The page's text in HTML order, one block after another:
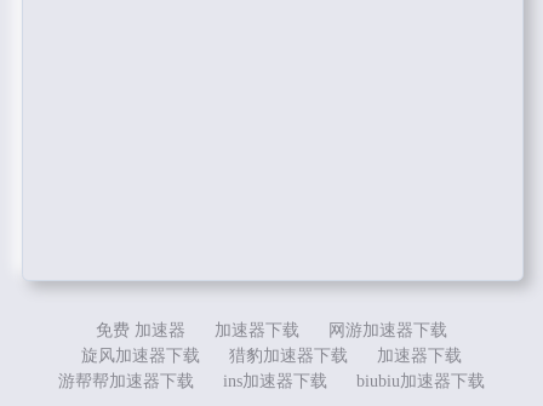
免费 加速器 加速器下载
网游加速器下载
旋风加速器下载
猎豹加速器下载
加速器下载
游帮帮加速器下载
ins加速器下载 biubiu加速器下载